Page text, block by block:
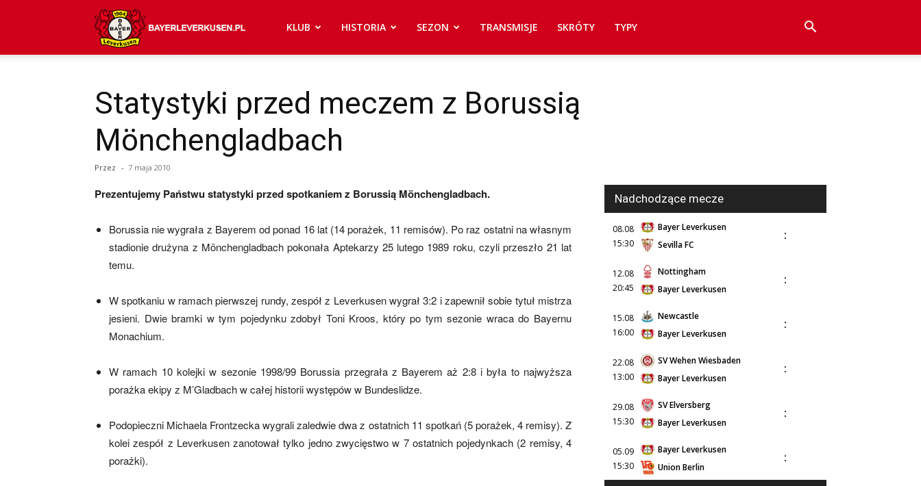
Leverkusen
–
aktualności
(transfery,
KLUB HISTORIA SEZON TRANSMISJE SKRÓTY TYPY
Statystyki przed meczem z Borussią
Mönchengladbach
Przez - 7 maja 2010
Prezentujemy Państwu statystyki przed spotkaniem z Borussią Mönchengladbach.
Borussia nie wygrała z Bayerem od ponad 16 lat (14 porażek, 11 remisów). Po raz ostatni na własnym
stadionie drużyna z Mönchengladbach pokonała Aptekarzy 25 lutego 1989 roku, czyli przeszło 21 lat
temu.
W spotkaniu w ramach pierwszej rundy, zespół z Leverkusen wygrał 3:2 i zapewnił sobie tytuł mistrza
jesieni. Dwie bramki w tym pojedynku zdobył Toni Kroos, który po tym sezonie wraca do Bayernu
Monachium.
W ramach 10 kolejki w sezonie 1998/99 Borussia przegrała z Bayerem aż 2:8 i była to najwyższa
porażka ekipy z M’Gladbach w całej historii występów w Bundeslidze.
Podopieczni Michaela Frontzecka wygrali zaledwie dwa z ostatnich 11 spotkań (5 porażek, 4 remisy). Z
kolei zespół z Leverkusen zanotował tylko jedno zwycięstwo w 7 ostatnich pojedynkach (2 remisy, 4
porażki).
Nadchodzące mecze
08.08
15:30
Bayer Leverkusen
Sevilla FC
:
12.08
20:45
Nottingham
Bayer Leverkusen
:
15.08
16:00
Newcastle
Bayer Leverkusen
:
22.08
13:00
SV Wehen Wiesbaden
Bayer Leverkusen
:
29.08
15:30
SV Elversberg
Bayer Leverkusen
:
05.09
15:30
Bayer Leverkusen
Union Berlin
: